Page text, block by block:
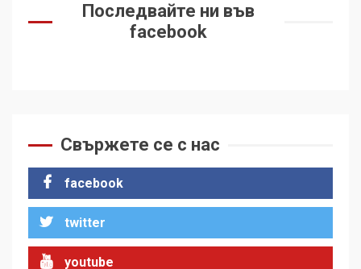
Последвайте ни във
facebook
Свържете се с нас
facebook
twitter
youtube